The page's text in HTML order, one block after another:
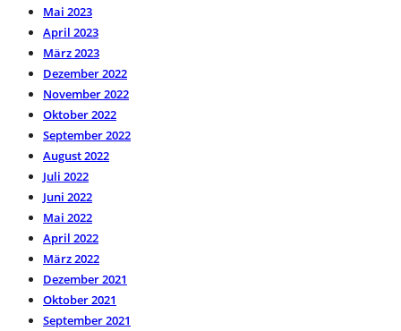
Mai 2023
April 2023
März 2023
Dezember 2022
November 2022
Oktober 2022
September 2022
August 2022
Juli 2022
Juni 2022
Mai 2022
April 2022
März 2022
Dezember 2021
Oktober 2021
September 2021